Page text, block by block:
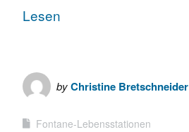
Lesen
byChristine Bretschneider
Fontane-Lebensstationen